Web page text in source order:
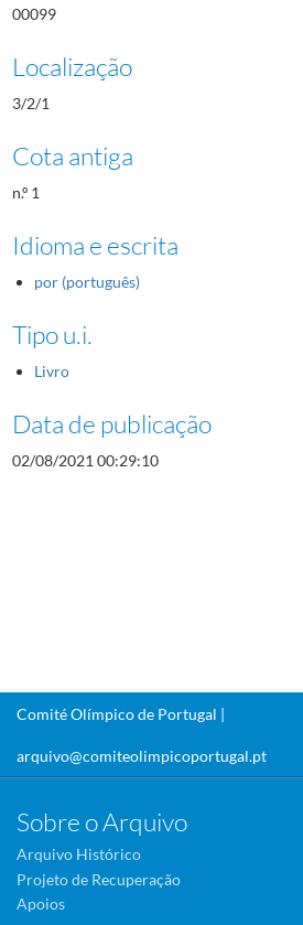
00099
Localização
3/2/1
Cota antiga
n.º 1
Idioma e escrita
por (português)
Tipo u.i.
Livro
Data de publicação
02/08/2021 00:29:10
Comité Olímpico de Portugal |
arquivo@comiteolimpicoportugal.pt
Sobre o Arquivo
Arquivo Histórico
Projeto de Recuperação
Apoios